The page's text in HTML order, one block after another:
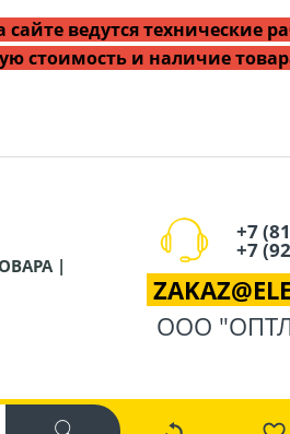
ведутся технические
стоимость и наличие
|
+7
+7
ZAKAZ@
ООО